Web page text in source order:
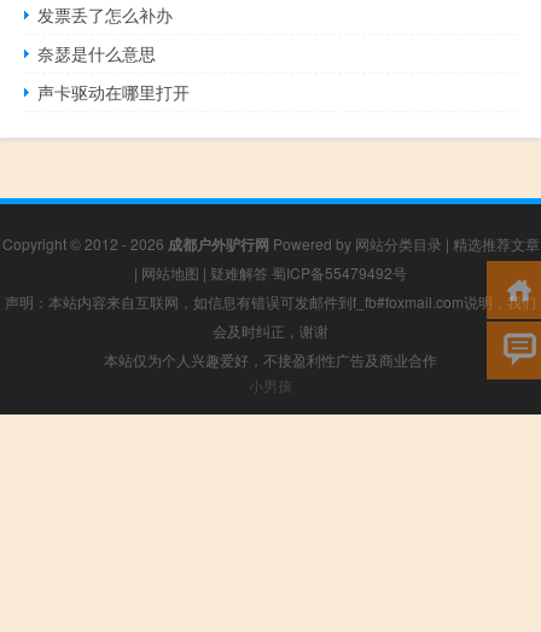
发票丢了怎么补办
奈瑟是什么意思
声卡驱动在哪里打开
Copyright © 2012 - 2026 成都户外驴行网 Powered by 网站分类目录 | 精选推荐文章
| 网站地图 | 疑难解答 蜀ICP备55479492号
声明：本站内容来自互联网，如信息有错误可发邮件到f_fb#foxmail.com说明，我们
会及时纠正，谢谢
本站仅为个人兴趣爱好，不接盈利性广告及商业合作
小男孩